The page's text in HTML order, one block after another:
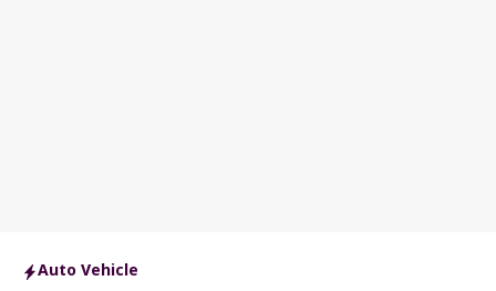
Auto Vehicle